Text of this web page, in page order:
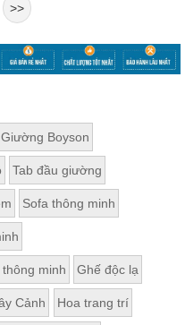
>>
Giường Boyson
Tab đầu giường
Sofa thông minh
minh Ghế độc lạ
Cảnh Hoa trang trí